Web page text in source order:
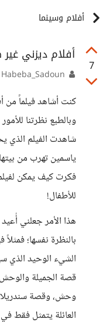
أفلام وسينما
7
أفلام ديزني
كنت أشاهد فيلماً من
وبالطبع نظرتنا
شاهدت الفيلم الذي
ياسمين تهرب من
فكرت كيف يمكن
للأطفال!
هذا الأمر جعلني
بالنظرة نفسها؛
الشيء الوحيد الذي
قصة الجميلة والوحش
وحش، وقصة
العائلة يتمثل فقط